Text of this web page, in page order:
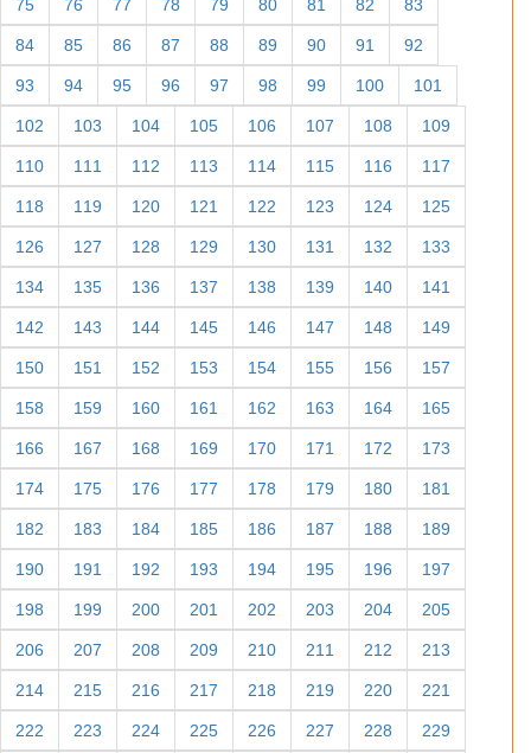
75 76 77 78 79 80 81 82 83
84 85 86 87 88 89 90 91 92
93 94 95 96 97 98 99 100 101
102 103 104 105 106 107 108 109
110 111 112 113 114 115 116 117
118 119 120 121 122 123 124 125
126 127 128 129 130 131 132 133
134 135 136 137 138 139 140 141
142 143 144 145 146 147 148 149
150 151 152 153 154 155 156 157
158 159 160 161 162 163 164 165
166 167 168 169 170 171 172 173
174 175 176 177 178 179 180 181
182 183 184 185 186 187 188 189
190 191 192 193 194 195 196 197
198 199 200 201 202 203 204 205
206 207 208 209 210 211 212 213
214 215 216 217 218 219 220 221
222 223 224 225 226 227 228 229